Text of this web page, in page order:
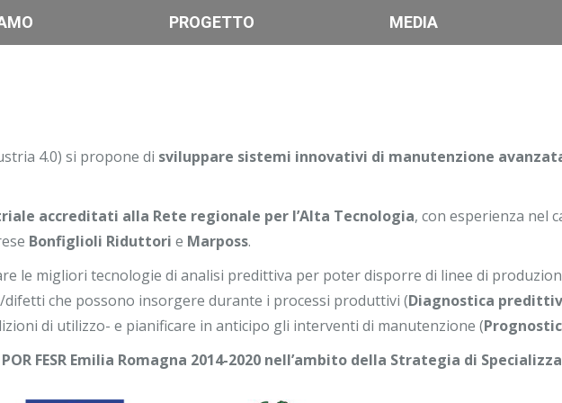
PROGETTO MEDIA
4.0) si propone di sviluppare sistemi innovativi di manutenzione
accreditati alla Rete regionale per l’Alta Tecnologia, con esperienza nel
Bonfiglioli Riduttori e Marposs.
le migliori tecnologie di analisi predittiva per poter disporre di linee di
che possono insorgere durante i processi produttivi (Diagnostica
di utilizzo- e pianificare in anticipo gli interventi di manutenzione (
FESR Emilia Romagna 2014-2020 nell’ambito della Strategia di